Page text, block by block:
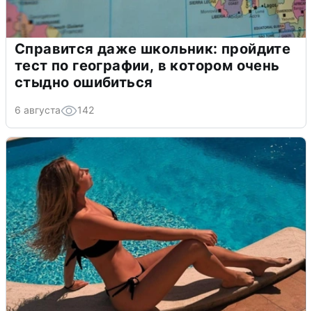
Справится даже школьник: пройдите
тест по географии, в котором очень
стыдно ошибиться
6 августа 142